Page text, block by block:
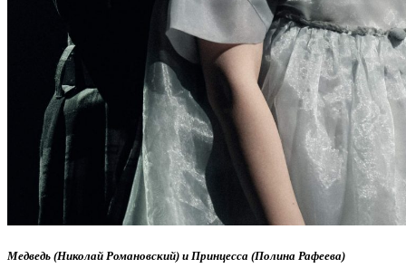
Медведь (Николай Романовский) и Принцесса (Полина Рафеева)